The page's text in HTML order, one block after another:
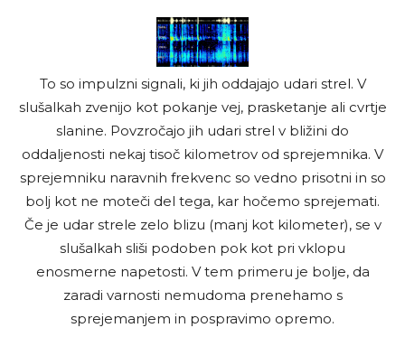
To so impulzni signali, ki jih oddajajo udari strel. V
slušalkah zvenijo kot pokanje vej, prasketanje ali cvrtje
slanine. Povzročajo jih udari strel v bližini do
oddaljenosti nekaj tisoč kilometrov od sprejemnika. V
sprejemniku naravnih frekvenc so vedno prisotni in so
bolj kot ne moteči del tega, kar hočemo sprejemati.
Če je udar strele zelo blizu (manj kot kilometer), se v
slušalkah sliši podoben pok kot pri vklopu
enosmerne napetosti. V tem primeru je bolje, da
zaradi varnosti nemudoma prenehamo s
sprejemanjem in pospravimo opremo.